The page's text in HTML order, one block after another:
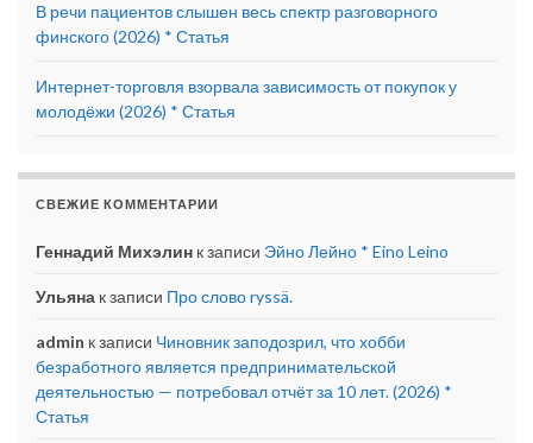
В речи пациентов слышен весь спектр разговорного
финского (2026) * Статья
Интернет-торговля взорвала зависимость от покупок у
молодёжи (2026) * Статья
СВЕЖИЕ КОММЕНТАРИИ
Геннадий Михэлин к записи Эйно Лейно * Eino Leino
Ульяна к записи Про слово ryssä.
admin к записи Чиновник заподозрил, что хобби
безработного является предпринимательской
деятельностью — потребовал отчёт за 10 лет. (2026) *
Статья